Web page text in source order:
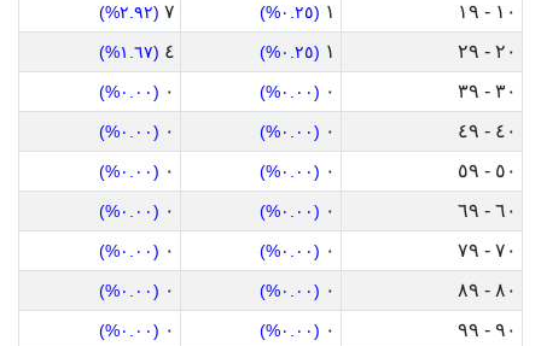
١٠ - ١٩ ١ (٠.٢٥%) ٧ (٢.٩٢%)
٢٠ - ٢٩ ١ (٠.٢٥%) ٤ (١.٦٧%)
٣٠ - ٣٩ ٠ (٠.٠٠%) ٠ (٠.٠٠%)
٤٠ - ٤٩ ٠ (٠.٠٠%) ٠ (٠.٠٠%)
٥٠ - ٥٩ ٠ (٠.٠٠%) ٠ (٠.٠٠%)
٦٠ - ٦٩ ٠ (٠.٠٠%) ٠ (٠.٠٠%)
٧٠ - ٧٩ ٠ (٠.٠٠%) ٠ (٠.٠٠%)
٨٠ - ٨٩ ٠ (٠.٠٠%) ٠ (٠.٠٠%)
٩٠ - ٩٩ ٠ (٠.٠٠%) ٠ (٠.٠٠%)